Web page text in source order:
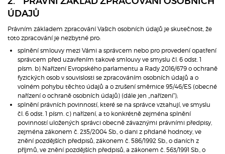
ÚDAJŮ
Právním základem zpracování Vašich osobních údajů je skutečnost, že
toto zpracování je nezbytné pro:
splnění smlouvy mezi Vámi a správcem nebo pro provedení opatření
správcem před uzavřením takové smlouvy ve smyslu čl. 6 odst. 1
písm. b) Nařízení Evropského parlamentu a Rady 2016/679 o ochraně
fyzických osob v souvislosti se zpracováním osobních údajů a o
volném pohybu těchto údajů a o zrušení směrnice 95/46/ES (obecné
nařízení o ochraně osobních údajů) (dále jen „nařízení“);
splnění právních povinností, které se na správce vztahují, ve smyslu
čl. 6 odst. 1 písm. c) nařízení, a to konkrétně zejména splnění
povinností uložených správci obecně závaznými právními předpisy,
zejména zákonem č. 235/2004 Sb., o dani z přidané hodnoty, ve
znění pozdějších předpisů, zákonem č. 586/1992 Sb., o daních z
příjmů, ve znění pozdějších předpisů, a zákonem č. 563/1991 Sb., o